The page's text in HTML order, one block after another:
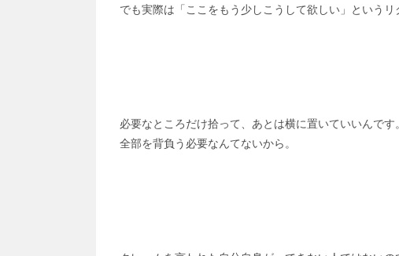
でも実際は「ここをもう少しこうして欲しい」というリ
必要なところだけ拾って、あとは横に置いていいんです。
全部を背負う必要なんてないから。